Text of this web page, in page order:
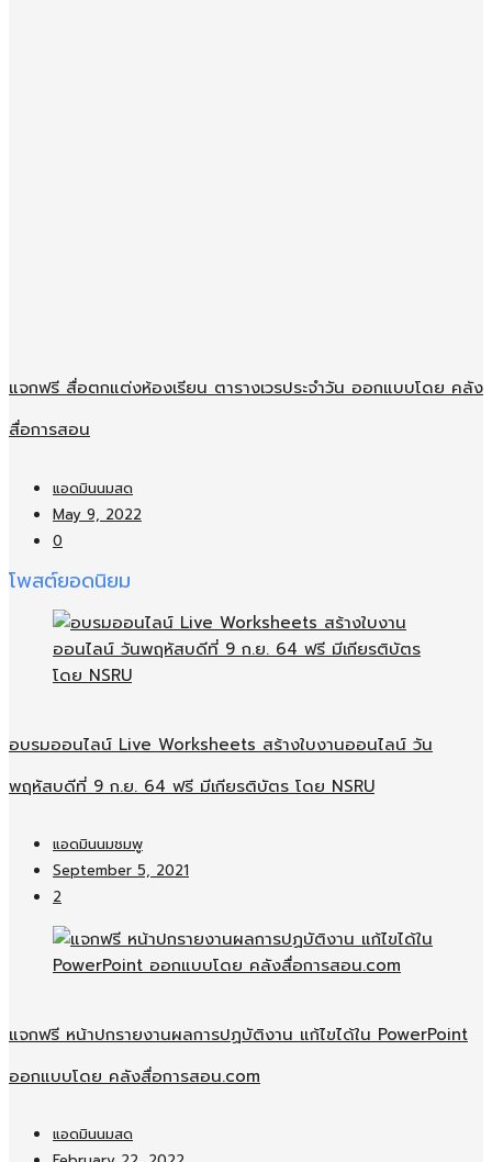
แจกฟรี สื่อตกแต่งห้องเรียน ตารางเวรประจำวัน ออกแบบโดย คลัง
สื่อการสอน
แอดมินนมสด
May 9, 2022
0
โพสต์ยอดนิยม
อบรมออนไลน์​ Live Worksheets สร้างใบงานออนไลน์​ วัน
พฤหัสบดีที่ 9 ก.ย. 64 ฟรี มีเกียรติบัตร โดย NSRU
แอดมินนมชมพู
September 5, 2021
2
แจกฟรี หน้าปกรายงานผลการปฏบัติงาน แก้ไขได้ใน PowerPoint
ออกแบบโดย คลังสื่อการสอน.com
แอดมินนมสด